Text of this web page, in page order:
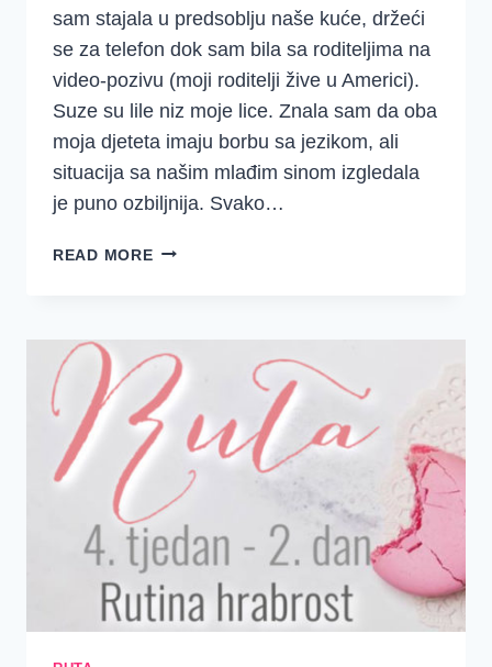
sam stajala u predsoblju naše kuće, držeći
se za telefon dok sam bila sa roditeljima na
video-pozivu (moji roditelji žive u Americi).
Suze su lile niz moje lice. Znala sam da oba
moja djeteta imaju borbu sa jezikom, ali
situacija sa našim mlađim sinom izgledala
je puno ozbiljnija. Svako…
READ MORE3
TJESKOBE
UĆI
U
POČINAK